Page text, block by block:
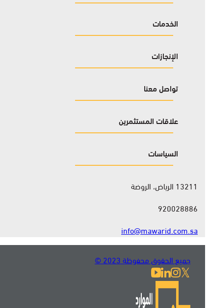
الخدمات
الإنجازات
تواصل معنا
علاقات المستثمرين
السياسات
13211 الرياض، الروضة
920028886
info@mawarid.com.sa
جميع الحقوق محفوظة 2023 ©